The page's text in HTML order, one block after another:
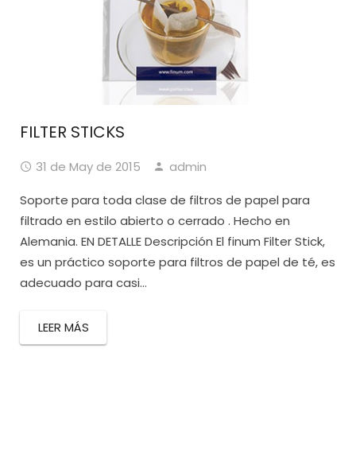
FILTER STICKS
31 de May de 2015
admin
Soporte para toda clase de filtros de papel para
filtrado en estilo abierto o cerrado . Hecho en
Alemania. EN DETALLE Descripción El finum Filter Stick,
es un práctico soporte para filtros de papel de té, es
adecuado para casi...
LEER MÁS